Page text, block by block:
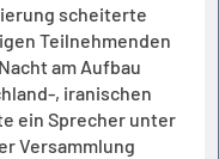
scheiterte
Teilnehmenden
am Aufbau
, iranischen
ein Sprecher unter
Versammlung